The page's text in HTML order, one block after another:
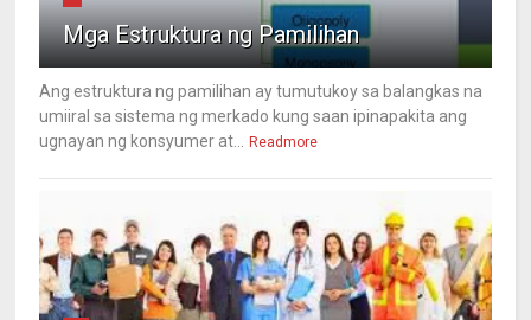
Mga Estruktura ng Pamilihan
Ang estruktura ng pamilihan ay tumutukoy sa balangkas na
umiiral sa sistema ng merkado kung saan ipinapakita ang
ugnayan ng konsyumer at...
Readmore